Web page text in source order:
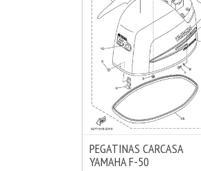
VER OPCIONES
PEGATINAS CARCASA
YAMAHA F-50